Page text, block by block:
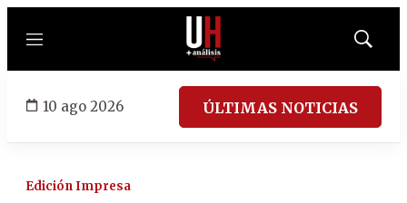
Menú
Mostrar
10 ago 2026 ÚLTIMAS NOTICIAS
Edición Impresa